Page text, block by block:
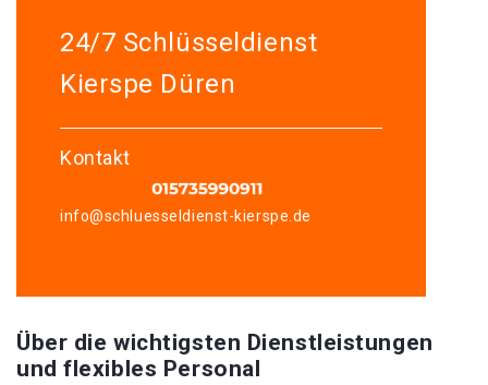
24/7 Schlüsseldienst
Kierspe Düren
Kontakt
info@schluesseldienst-kierspe.de
Über die wichtigsten Dienstleistungen
und flexibles Personal